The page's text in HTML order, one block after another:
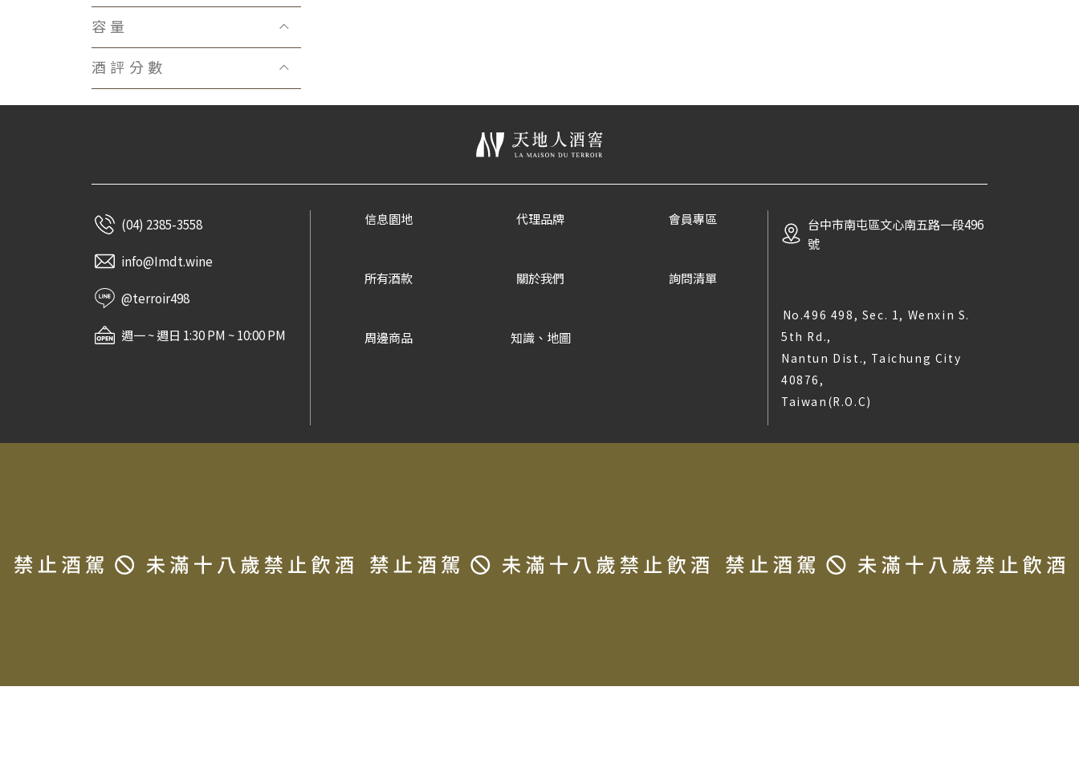
Brion
Domaine Hubert Reyser
Château Fonbadet
Domaine Rémi Jobard
La Paroisse
Bastian Wolber
Jeanniard-Boudier
Domaine Didier Amiot
Domaine Cornu
Screaming Eagle
容量
酒評分數
(04) 2385-3558
info@Imdt.wine
@terroir498
週一 ~ 週日 1:30 PM ~ 10:00 PM
信息園地
所有酒款
周邊商品
代理品牌
關於我們
知識、地圖
會員專區
詢問清單
台中市南屯區文心南五路一段496
號
No.496 498, Sec. 1, Wenxin S.
5th Rd.,
Nantun Dist., Taichung City
40876,
Taiwan(R.O.C)